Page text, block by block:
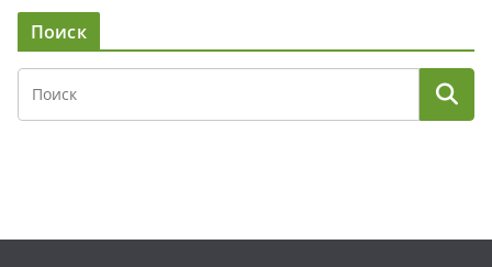
Поиск